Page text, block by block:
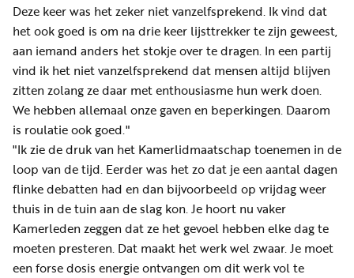
Deze keer was het zeker niet vanzelfsprekend. Ik vind dat
het ook goed is om na drie keer lijsttrekker te zijn geweest,
aan iemand anders het stokje over te dragen. In een partij
vind ik het niet vanzelfsprekend dat mensen altijd blijven
zitten zolang ze daar met enthousiasme hun werk doen.
We hebben allemaal onze gaven en beperkingen. Daarom
is roulatie ook goed."
"Ik zie de druk van het Kamerlidmaatschap toenemen in de
loop van de tijd. Eerder was het zo dat je een aantal dagen
flinke debatten had en dan bijvoorbeeld op vrijdag weer
thuis in de tuin aan de slag kon. Je hoort nu vaker
Kamerleden zeggen dat ze het gevoel hebben elke dag te
moeten presteren. Dat maakt het werk wel zwaar. Je moet
een forse dosis energie ontvangen om dit werk vol te